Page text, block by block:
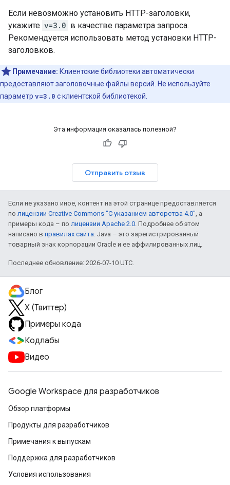
Если невозможно установить HTTP-заголовки,
укажите v=3.0 в качестве параметра запроса.
Рекомендуется использовать метод установки HTTP-
заголовков.
Примечание: Клиентские библиотеки автоматически
предоставляют заголовочные файлы версий. Не используйте
параметр v=3.0 с клиентской библиотекой.
Эта информация оказалась полезной?
Отправить отзыв
Если не указано иное, контент на этой странице предоставляется
по лицензии Creative Commons "С указанием авторства 4.0", а
примеры кода – по лицензии Apache 2.0. Подробнее об этом
написано в правилах сайта. Java – это зарегистрированный
товарный знак корпорации Oracle и ее аффилированных лиц.
Последнее обновление: 2026-07-10 UTC.
Блог
X (Твиттер)
Примеры кода
Кодлабы
Видео
Google Workspace для разработчиков
Обзор платформы
Продукты для разработчиков
Примечания к выпускам
Поддержка для разработчиков
Условия использования